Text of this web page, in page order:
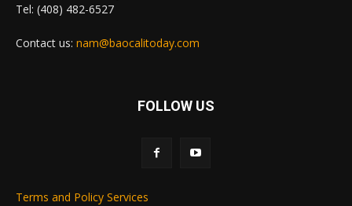
Tel: (408) 482-6527
Contact us: nam@baocalitoday.com
FOLLOW US
Terms and Policy Services